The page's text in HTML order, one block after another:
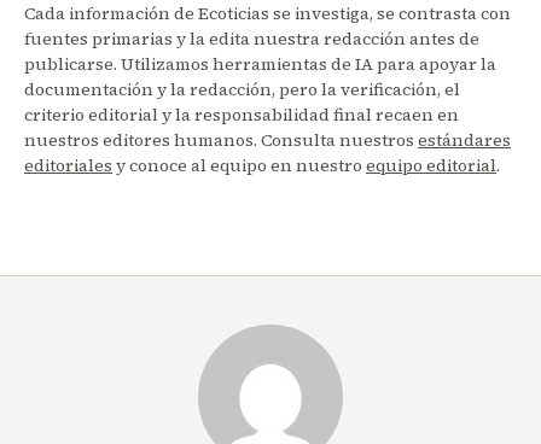
Cada información de Ecoticias se investiga, se contrasta con
fuentes primarias y la edita nuestra redacción antes de
publicarse. Utilizamos herramientas de IA para apoyar la
documentación y la redacción, pero la verificación, el
criterio editorial y la responsabilidad final recaen en
nuestros editores humanos. Consulta nuestros estándares
editoriales y conoce al equipo en nuestro equipo editorial.